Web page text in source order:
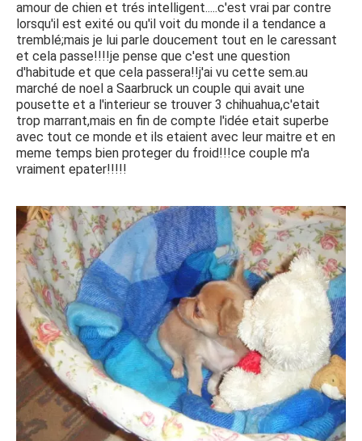
amour de chien et trés intelligent.....c'est vrai par contre
lorsqu'il est exité ou qu'il voit du monde il a tendance a
tremblé;mais je lui parle doucement tout en le caressant
et cela passe!!!!je pense que c'est une question
d'habitude et que cela passera!!j'ai vu cette sem.au
marché de noel a Saarbruck un couple qui avait une
pousette et a l'interieur se trouver 3 chihuahua,c'etait
trop marrant,mais en fin de compte l'idée etait superbe
avec tout ce monde et ils etaient avec leur maitre et en
meme temps bien proteger du froid!!!ce couple m'a
vraiment epater!!!!!